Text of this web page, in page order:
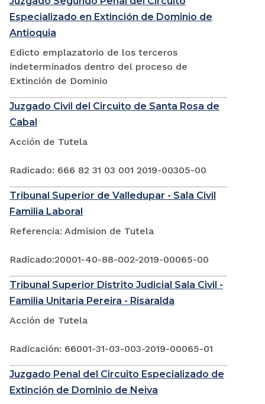
Especializado en Extinción de Dominio de
Antioquia
Edicto emplazatorio de los terceros
indeterminados dentro del proceso de
Extinción de Dominio
Juzgado Civil del Circuito de Santa Rosa de
Cabal
Acción de Tutela
Radicado: 666 82 31 03 001 2019-00305-00
Tribunal Superior de Valledupar - Sala Civil
Familia Laboral
Referencia: Admision de Tutela
Radicado:20001-40-88-002-2019-00065-00
Tribunal Superior Distrito Judicial Sala Civil -
Familia Unitaria Pereira - Risaralda
Acción de Tutela
Radicación: 66001-31-03-003-2019-00065-01
Juzgado Penal del Circuito Especializado de
Extinción de Dominio de Neiva